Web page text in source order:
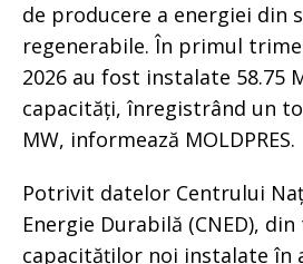
de producere a energiei din
regenerabile. În primul
2026 au fost instalate 58.75
capacități, înregistrând un
MW, informează MOLDPRES.
Potrivit datelor Centrului
Energie Durabilă (CNED),
capacităților noi instalate în